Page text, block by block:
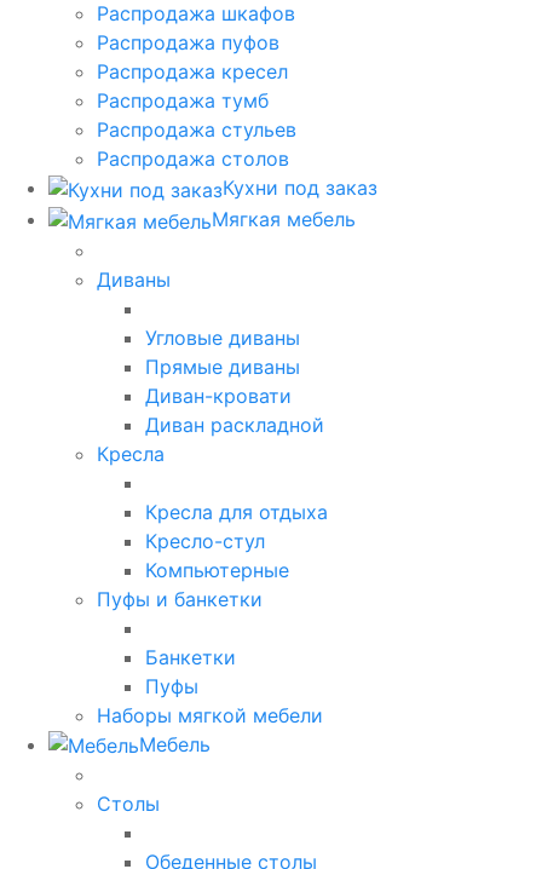
Распродажа шкафов
Распродажа пуфов
Распродажа кресел
Распродажа тумб
Распродажа стульев
Распродажа столов
Кухни под заказ
Мягкая мебель
Диваны
Угловые диваны
Прямые диваны
Диван-кровати
Диван раскладной
Кресла
Кресла для отдыха
Кресло-стул
Компьютерные
Пуфы и банкетки
Банкетки
Пуфы
Наборы мягкой мебели
Мебель
Столы
Обеденные столы